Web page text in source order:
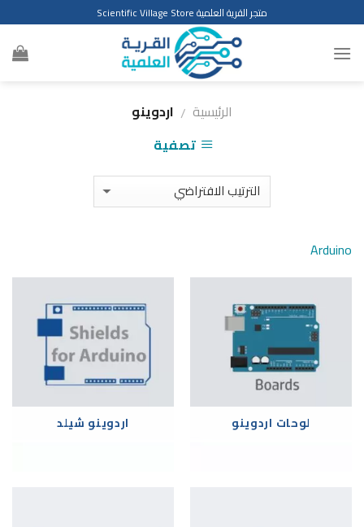
to
content
متجر القرية العلمية Scientific Village Store
الرئيسية / اردوينو
تصفية
Arduino
لوحات اردوينو اردوينو شيلد